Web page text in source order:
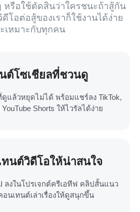
หรือใช้ตัดสินว่าใครชนะถ้าสู้กัน
ดีโอต่อสู้ของเราก็ใช้งานได้ง่าย
เหมาะกับทุกคน
ต์โซเชียลที่ชวนดู
แล้วหยุดไม่ได้ พร้อมแชร์ลง TikTok,
Shorts ให้ไวรัลได้ง่าย
ทนต์วิดีโอให้น่าสนใจ
ลงในโปรเจกต์ครีเอทีฟ คลิปสั้นแนว
นเทนต์เล่าเรื่องให้ดูสนุกขึ้น